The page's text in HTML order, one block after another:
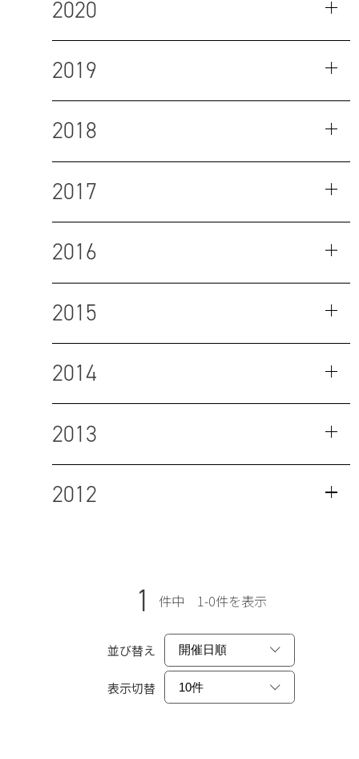
2020
2019
2018
2017
2016
2015
2014
2013
2012
1 件中 1-0件を表示
並び替え
表示切替